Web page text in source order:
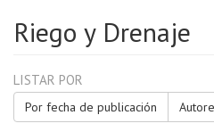
Riego y Drenaje
LISTAR POR
Por fecha de publicación